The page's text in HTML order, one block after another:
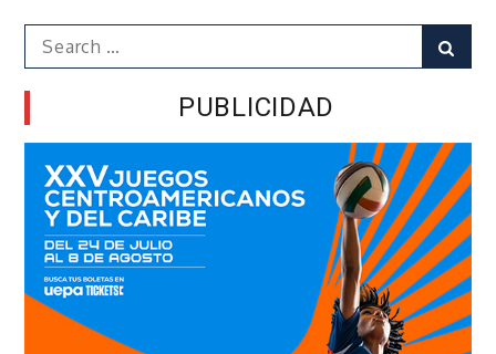
Search
for:
PUBLICIDAD